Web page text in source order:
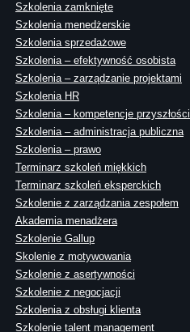
Szkolenia zamknięte
Szkolenia menedżerskie
Szkolenia sprzedażowe
Szkolenia – efektywność osobista
Szkolenia – zarządzanie projektami
Szkolenia HR
Szkolenia – kompetencje przyszłości
Szkolenia – administracja publiczna
Szkolenia – prawo
Terminarz szkoleń miękkich
Terminarz szkoleń eksperckich
Szkolenie z zarządzania zespołem
Akademia menadżera
Szkolenie Gallup
Skolenie z motywowania
Szkolenie z asertywności
Szkolenie z negocjacji
Szkolenia z obsługi klienta
Szkolenie talent management